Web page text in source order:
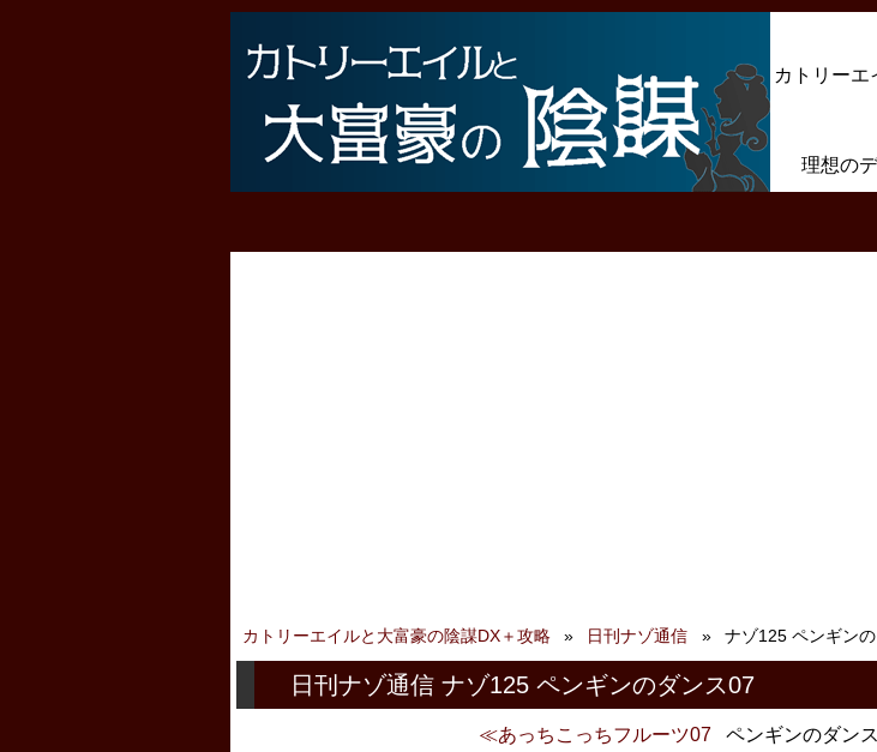
カトリーエ
理想の
カトリーエイルと大富豪の陰謀DX＋攻略 日刊ナゾ通信 ナゾ125 ペンギン
日刊ナゾ通信 ナゾ125 ペンギンのダンス07
あっちこっちフルーツ07 ペンギンのダン